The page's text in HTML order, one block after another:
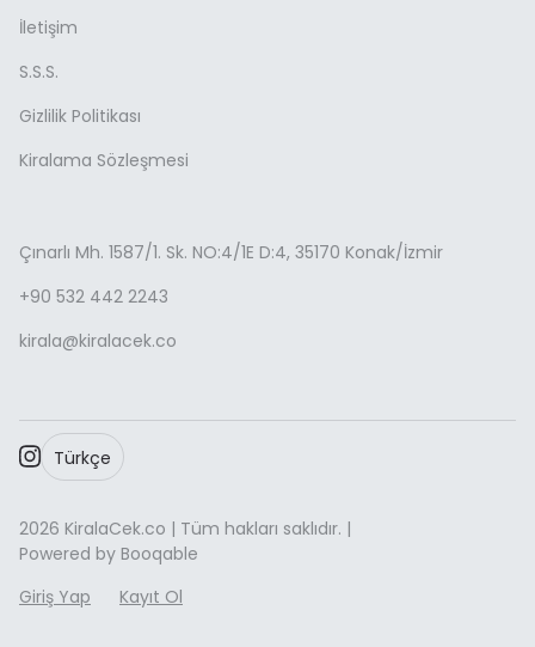
İletişim
S.S.S.
Gizlilik Politikası
Kiralama Sözleşmesi
Çınarlı Mh. 1587/1. Sk. NO:4/1E D:4, 35170 Konak/İzmir
+90 532 442 2243
kirala@kiralacek.co
2026 KiralaCek.co | Tüm hakları saklıdır. |
Powered by Booqable
Giriş Yap
Kayıt Ol
Türkçe